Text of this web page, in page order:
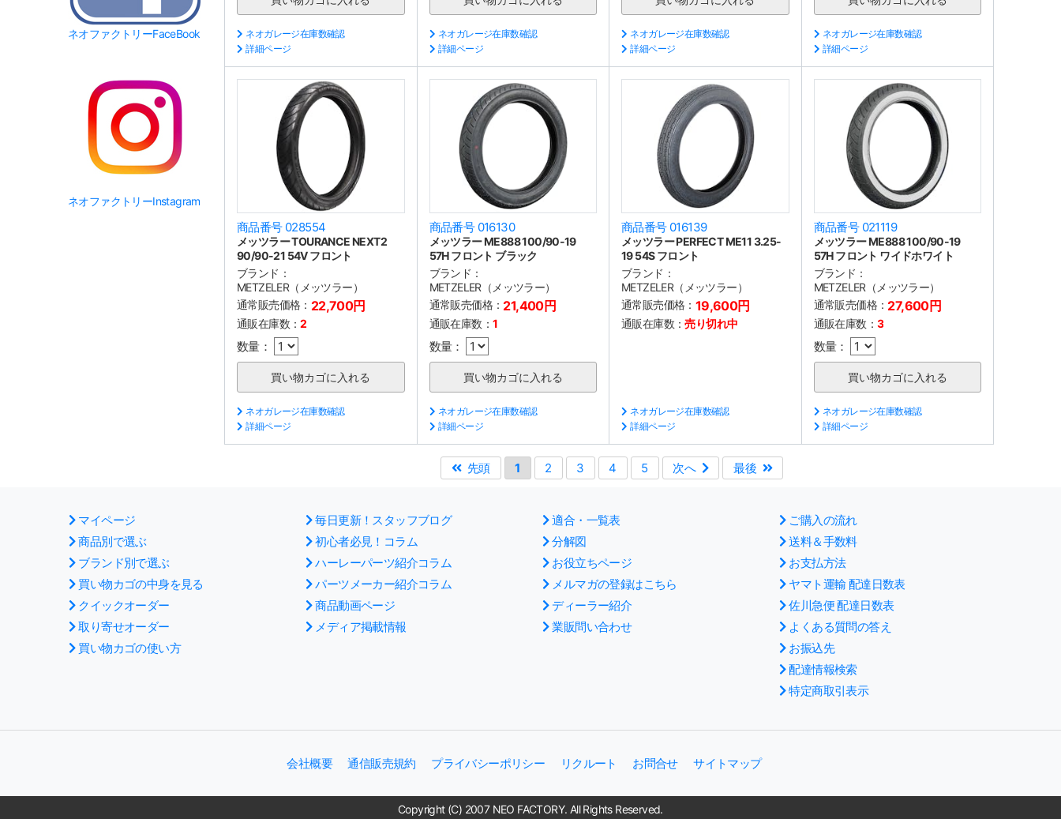
ネオファクトリーFaceBook
ネオファクトリーInstagram
ネオガレージ在庫数確認
詳細ページ
ネオガレージ在庫数確認
詳細ページ
ネオガレージ在庫数確認
詳細ページ
ネオガレージ在庫数確認
詳細ページ
商品番号 028554
メッツラー TOURANCE NEXT2
90/90-21 54V フロント
ブランド：
METZELER（メッツラー）
通常販売価格： 22,700円
通販在庫数：2
数量：
ネオガレージ在庫数確認
詳細ページ
商品番号 016130
メッツラー ME888 100/90-19
57H フロント ブラック
ブランド：
METZELER（メッツラー）
通常販売価格： 21,400円
通販在庫数： 1
数量：
ネオガレージ在庫数確認
詳細ページ
商品番号 016139
メッツラー PERFECT ME11 3.25-
19 54S フロント
ブランド：
METZELER（メッツラー）
通常販売価格： 19,600円
通販在庫数：売り切れ中
ネオガレージ在庫数確認
詳細ページ
商品番号 021119
メッツラー ME888 100/90-19
57H フロント ワイドホワイト
ブランド：
METZELER（メッツラー）
通常販売価格： 27,600円
通販在庫数： 3
数量：
ネオガレージ在庫数確認
詳細ページ
先頭 1 2 3 4 5 次へ 最後
マイページ
商品別で選ぶ
ブランド別で選ぶ
買い物カゴの中身を見る
クイックオーダー
取り寄せオーダー
買い物カゴの使い方
毎日更新！スタッフブログ
初心者必見！コラム
ハーレーパーツ紹介コラム
パーツメーカー紹介コラム
商品動画ページ
メディア掲載情報
適合・一覧表
分解図
お役立ちページ
メルマガの登録はこちら
ディーラー紹介
業販問い合わせ
ご購入の流れ
送料＆手数料
お支払方法
ヤマト運輸 配達日数表
佐川急便 配達日数表
よくある質問の答え
お振込先
配達情報検索
特定商取引表示
会社概要 通信販売規約 プライバシーポリシー リクルート お問合せ サイトマップ
Copyright (C) 2007 NEO FACTORY. All Rights Reserved.